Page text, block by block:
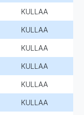
KULLAA
KULLAA
KULLAA
KULLAA
KULLAA
KULLAA